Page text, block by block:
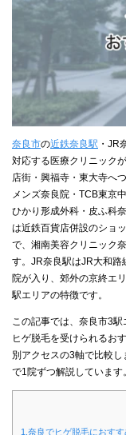
奈良市の近鉄奈良駅 ・JR
対応する医療クリニック
店街・興福寺・東大寺へ
メンズ奈良院・TCB東京
ひかり形成外科・皮ふ科
は近鉄百貨店併設のショ
で、湘南美容クリニック
す。JR奈良駅はJR大和路
院が入り、郊外の京終エ
駅エリアの特徴です。
この記事では、奈良市3
ヒゲ脱毛を受けられるお
別アクセスの3軸で比較
で1院ずつ解説しています。
1.奈良でヒゲ脱毛におす